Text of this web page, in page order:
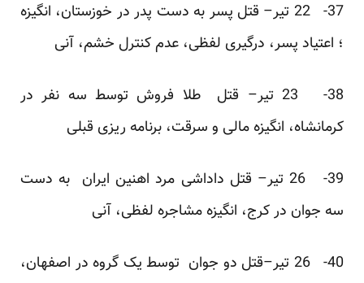
37- 22 تیر– قتل پسر به دست پدر در خوزستان، انگیزه
؛ اعتیاد پسر، درگیری لفظی، عدم کنترل خشم، آنی
38- 23 تیر– قتل طلا فروش توسط سه نفر در
کرمانشاه، انگیزه مالی و سرقت، برنامه ریزی قبلی
39- 26 تیر– قتل داداشی مرد اهنین ایران به دست
سه جوان در کرج، انگیزه مشاجره لفظی، آنی
40- 26 تیر–قتل دو جوان توسط یک گروه در اصفهان،